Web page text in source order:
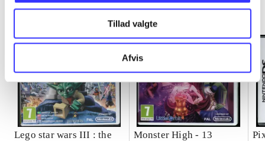
Tillad valgte
Afvis
Lego star wars III : the
Monster High - 13